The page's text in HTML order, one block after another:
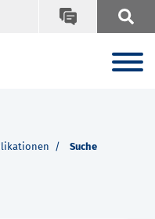
Suche